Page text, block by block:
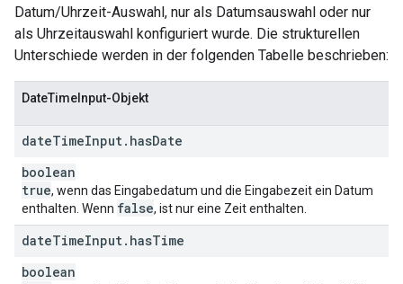
Datum/Uhrzeit-Auswahl, nur als Datumsauswahl oder nur
als Uhrzeitauswahl konfiguriert wurde. Die strukturellen
Unterschiede werden in der folgenden Tabelle beschrieben:
DateTimeInput-Objekt
dateTimeInput. hasDate
boolean
true, wenn das Eingabedatum und die Eingabezeit ein Datum
enthalten. Wenn false, ist nur eine Zeit enthalten.
dateTimeInput. hasTime
boolean